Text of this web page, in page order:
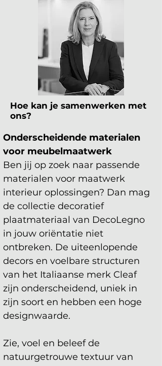
Hoe kan je samenwerken met
ons?
Onderscheidende materialen
voor meubelmaatwerk
Ben jij op zoek naar passende
materialen voor maatwerk
interieur oplossingen? Dan mag
de collectie decoratief
plaatmateriaal van DecoLegno
in jouw oriëntatie niet
ontbreken. De uiteenlopende
decors en voelbare structuren
van het Italiaanse merk Cleaf
zijn onderscheidend, uniek in
zijn soort en hebben een hoge
designwaarde.
Zie, voel en beleef de
natuurgetrouwe textuur van